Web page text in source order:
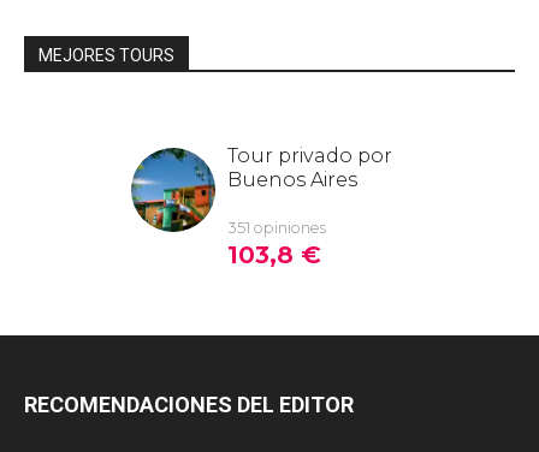
MEJORES TOURS
RECOMENDACIONES DEL EDITOR